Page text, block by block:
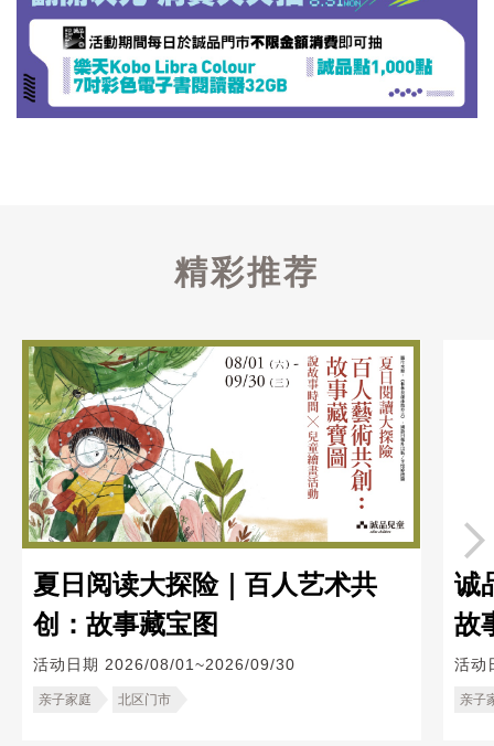
精彩推荐
夏日阅读大探险｜百人艺术共
创：故事藏宝图
活动日期 2026/08/01~2026/09/30
亲子家庭 北区门市
诚
故
活动
亲子